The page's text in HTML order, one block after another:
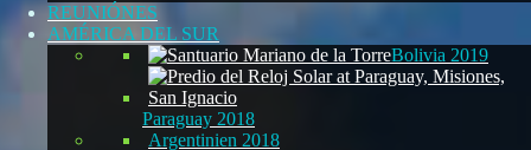
REUNIÓNES
AMÉRICA DEL SUR
Bolivia 2019
Paraguay 2018
Argentinien 2018